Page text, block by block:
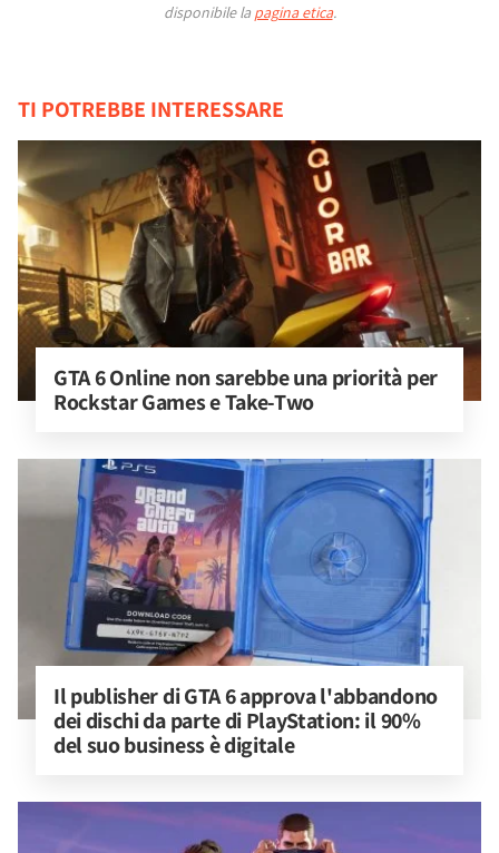
disponibile la pagina etica.
TI POTREBBE INTERESSARE
GTA 6 Online non sarebbe una priorità per
Rockstar Games e Take-Two
Il publisher di GTA 6 approva l'abbandono
dei dischi da parte di PlayStation: il 90%
del suo business è digitale